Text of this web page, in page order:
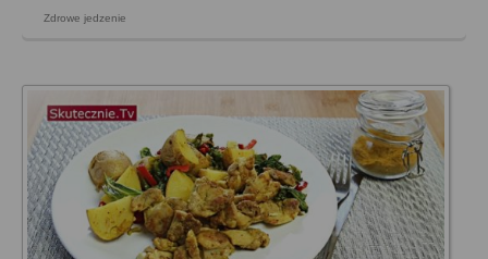
Zdrowe jedzenie